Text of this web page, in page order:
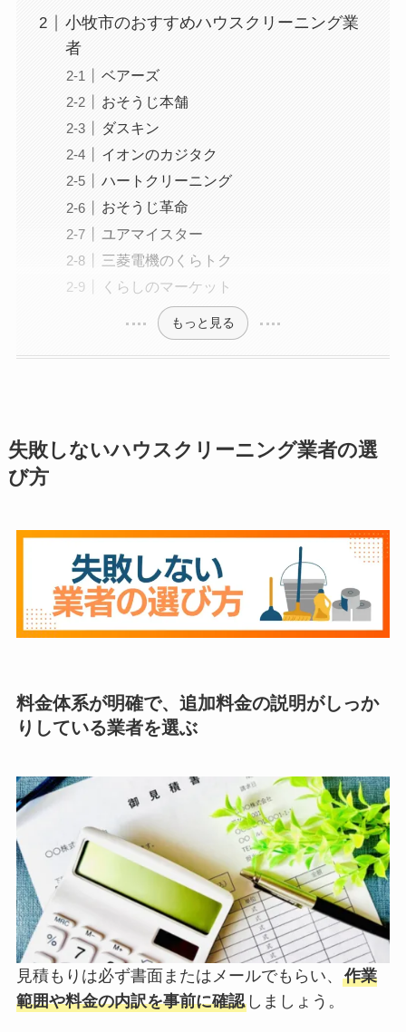
小牧市のおすすめハウスクリーニング業
者
ベアーズ
おそうじ本舗
ダスキン
イオンのカジタク
ハートクリーニング
おそうじ革命
ユアマイスター
三菱電機のくらトク
くらしのマーケット
もっと見る
失敗しないハウスクリーニング業者の選
び方
料金体系が明確で、追加料金の説明がしっか
りしている業者を選ぶ
見積もりは必ず書面またはメールでもらい、 作業
範囲や料金の内訳を事前に確認しましょう。